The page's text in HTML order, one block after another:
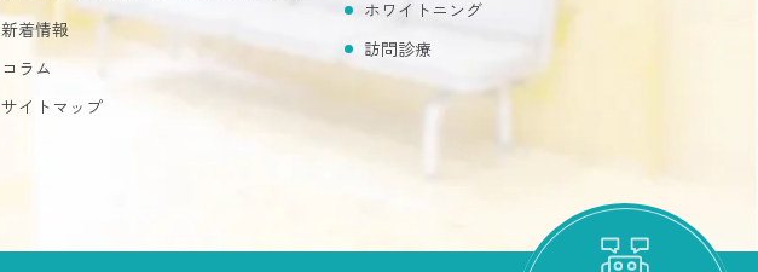
新着情報
コラム
サイトマップ
ホワイトニング
訪問診療